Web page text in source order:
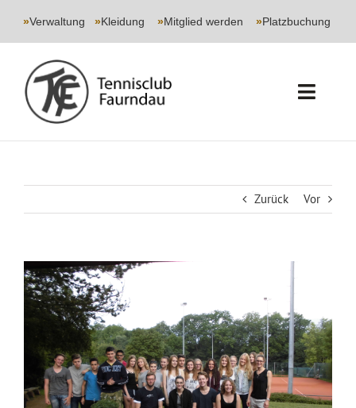
»Verwaltung »Kleidung »Mitglied werden »Platzbuchung
EVENTS
NEWS
Zurück Vor
Zeige
grösseres
Bild